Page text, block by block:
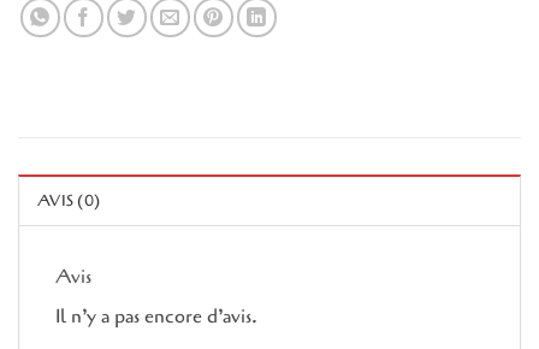
AVIS (0)
Avis
Il n’y a pas encore d’avis.